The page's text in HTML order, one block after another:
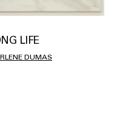
LIFE
DUMAS